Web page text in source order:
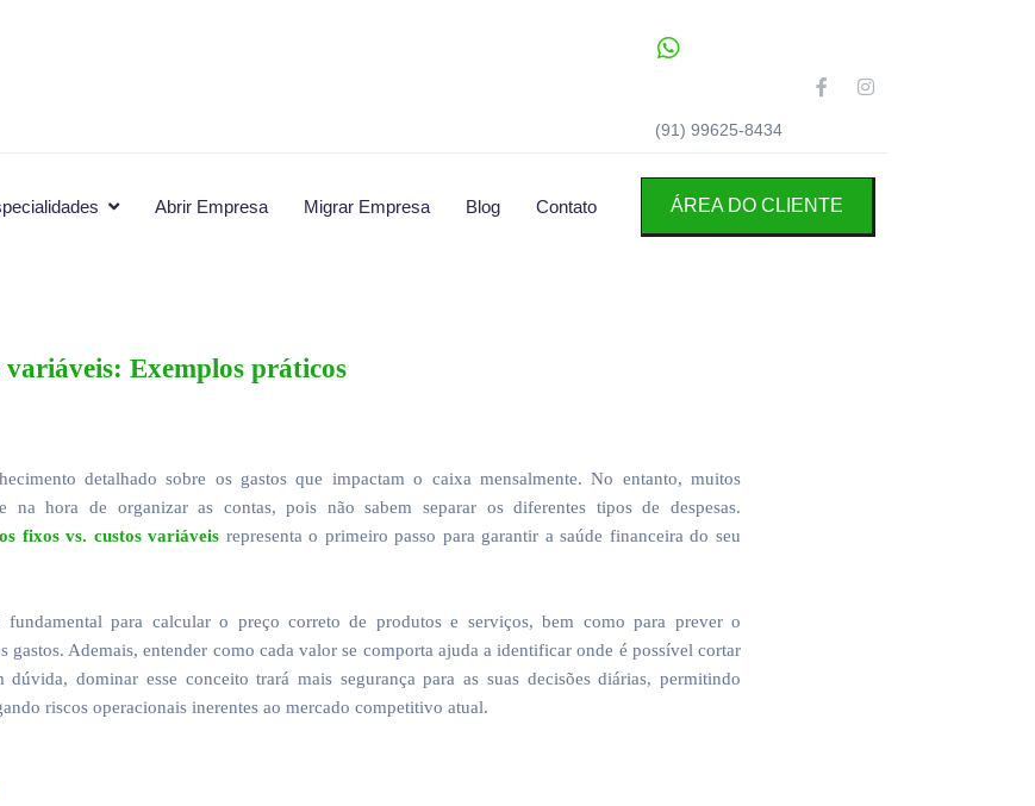
(91) 99625-8434
Abrir Empresa Migrar Empresa Blog Contato ÁREA DO CLIENTE
Exemplos práticos
detalhado sobre os gastos que impactam o caixa mensalmente. No entanto, muitos
na hora de organizar as contas, pois não sabem separar os diferentes tipos de despesas.
fixos vs. custos variáveis representa o primeiro passo para garantir a saúde financeira do seu
fundamental para calcular o preço correto de produtos e serviços, bem como para prever o
gastos. Ademais, entender como cada valor se comporta ajuda a identificar onde é possível cortar
dúvida, dominar esse conceito trará mais segurança para as suas decisões diárias, permitindo
riscos operacionais inerentes ao mercado competitivo atual.